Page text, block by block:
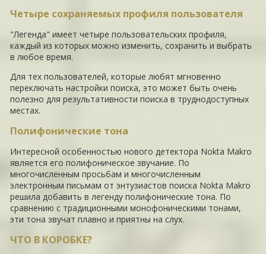
Четыре сохраняемых профиля пользователя
"Легенда" имеет четыре пользовательских профиля,
каждый из которых можно изменить, сохранить и выбрать
в любое время.
Для тех пользователей, которые любят мгновенно
переключать настройки поиска, это может быть очень
полезно для результативности поиска в труднодоступных
местах.
Полифонические тона
Интересной особенностью нового детектора Nokta Makro
является его полифоническое звучание. По
многочисленным просьбам и многочисленным
электронным письмам от энтузиастов поиска Nokta Makro
решила добавить в легенду полифонические тона. По
сравнению с традиционными монофоническими тонами,
эти тона звучат плавно и приятны на слух.
ЧТО В КОРОБКЕ?